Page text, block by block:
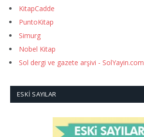
KitapCadde
PuntoKitap
Simurg
Nobel Kitap
Sol dergi ve gazete arşivi - SolYayin.com
ESKI SAYILAR